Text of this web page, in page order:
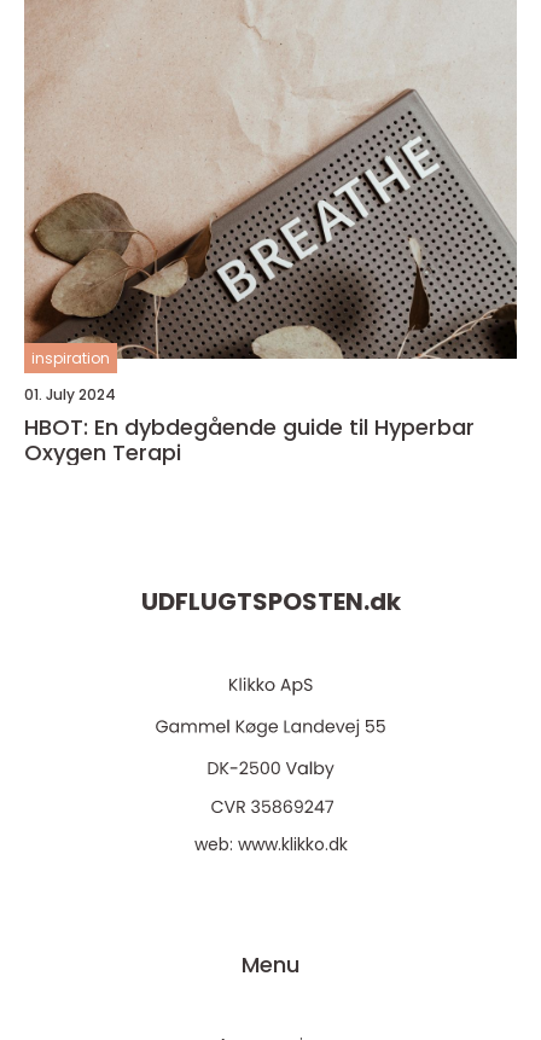
inspiration
01. July 2024
HBOT: En dybdegående guide til Hyperbar
Oxygen Terapi
UDFLUGTSPOSTEN.dk
web: www.klikko.dk
Menu